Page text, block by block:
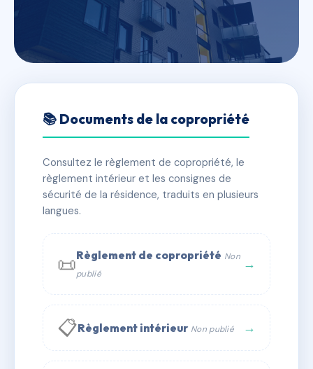
SDC 7 RUE FRANCAISE
75002 PARIS
📍 7 r francaise 75002 Paris
✓ Immatriculée 🏠 17 lots 🏗 1 bâtiment(s)
📞 Contacter Syndic Digital 💬 WhatsApp
✉ Email
📚 Documents de la copropriété
Consultez le règlement de copropriété, le
règlement intérieur et les consignes de
sécurité de la résidence, traduits en plusieurs
langues.
📜Règlement de copropriété Non
publié
→
📋Règlement intérieur Non publié →